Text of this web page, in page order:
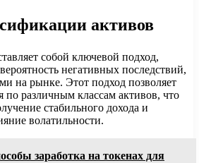
активов
собой ключевой подход,
негативных последствий,
на рынке. Этот подход позволяет
по различным классам активов, что
стабильного дохода и
волатильности.
заработка на токенах для